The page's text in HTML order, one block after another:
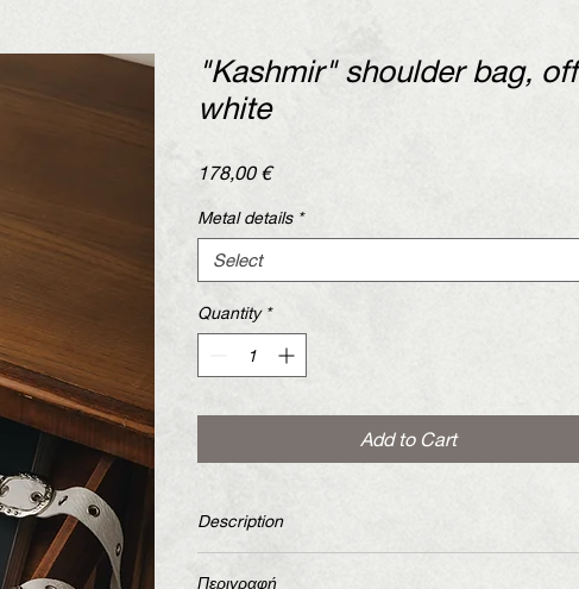
"Kashmir" shoulder bag, off
white
178,00 €Price
Metal details *
Select
Quantity *
Add to Cart
Description
Περιγραφή